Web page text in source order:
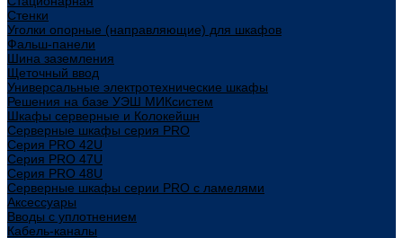
Стенки
Уголки опорные (направляющие) для шкафов
Фальш-панели
Шина заземления
Щеточный ввод
Универсальные электротехнические шкафы
Решения на базе УЭШ МИКсистем
Шкафы серверные и Колокейшн
Серверные шкафы серия PRO
Серия PRO 42U
Серия PRO 47U
Серия PRO 48U
Серверные шкафы серии PRO с ламелями
Аксессуары
Вводы с уплотнением
Кабель-каналы